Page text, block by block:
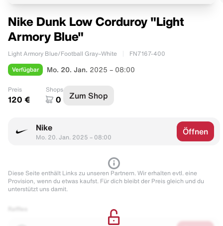
Nike Dunk Low Corduroy "Light
Armory Blue"
Light Armory Blue/Football Gray–White FN7167-400
Verfügbar Mo. 20. Jan. 2025 – 08:00
Preis
120 €
Shops
0 Zum Shop
Nike
Mo. 20. Jan. 2025 – 08:00
Öffnen
Diese Seite enthält Links zu unseren Partnern. Wir erhalten evtl. eine
Provision, wenn du etwas kaufst. Für dich bleibt der Preis gleich und du
unterstützt uns damit.